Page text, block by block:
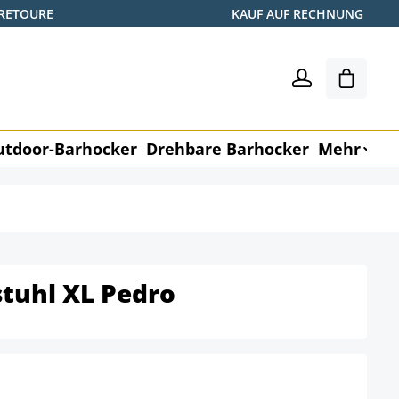
KAUF AUF RECHNUNG
Barhocker Drehbare Barhocker Mehr
XL Pedro